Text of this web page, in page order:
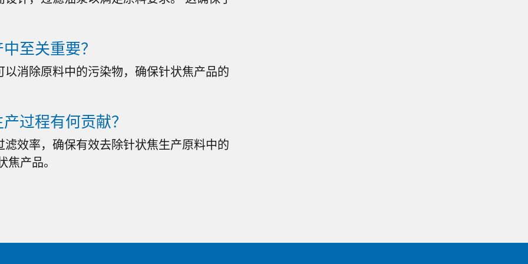
至关重要？
消除原料中的污染物，确保针状焦产品的
过程有何贡献？
效率，确保有效去除针状焦生产原料中的
产品。